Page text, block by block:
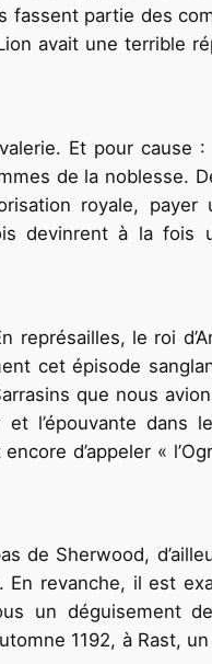
fassent partie des
avait une terrible
Et pour cause :
de la noblesse.
royale, payer
devinrent à la fois
représailles, le roi
cet épisode
que nous
l’épouvante dans
d’appeler «
de Sherwood,
revanche, il est
un déguisement
1192, à Rast,